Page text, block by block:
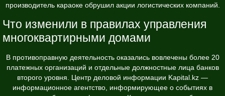
производитель караоке обрушил акции логистических компаний.
Что изменили в правилах управления
многоквартирными домами
В противоправную деятельность оказались вовлечены более 20
платежных организаций и отдельные должностные лица банков
второго уровня. Центр деловой информации Kapital.kz —
информационное агентство, информирующее о событиях в